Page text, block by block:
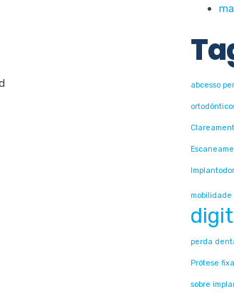
abcesso
perda
Prótese fixa
sobre